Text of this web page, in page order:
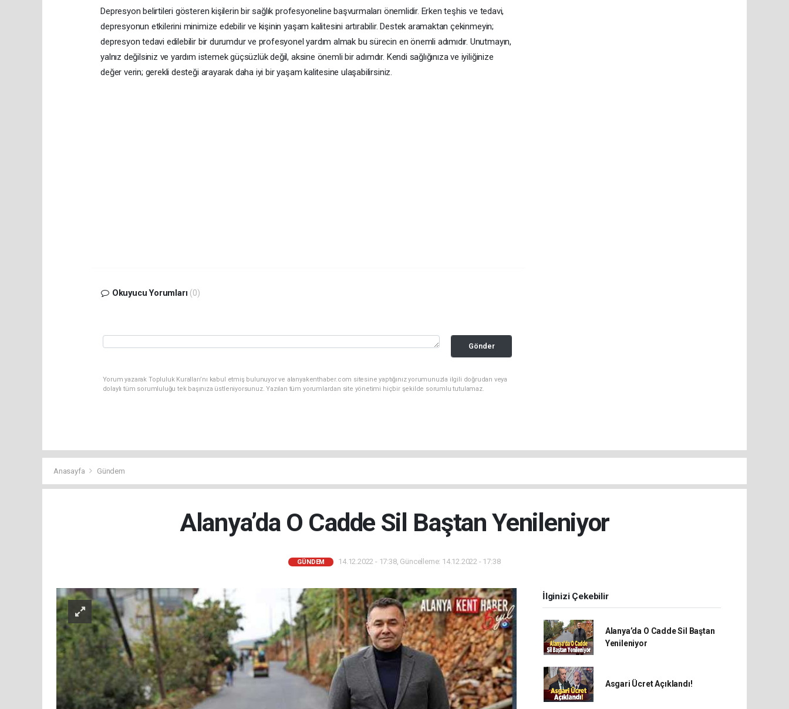
Depresyon belirtileri gösteren kişilerin bir sağlık profesyoneline başvurmaları önemlidir. Erken teşhis ve tedavi,
depresyonun etkilerini minimize edebilir ve kişinin yaşam kalitesini artırabilir. Destek aramaktan çekinmeyin;
depresyon tedavi edilebilir bir durumdur ve profesyonel yardım almak bu sürecin en önemli adımıdır. Unutmayın,
yalnız değilsiniz ve yardım istemek güçsüzlük değil, aksine önemli bir adımdır. Kendi sağlığınıza ve iyiliğinize
değer verin; gerekli desteği arayarak daha iyi bir yaşam kalitesine ulaşabilirsiniz.
Okuyucu Yorumları (0)
Gönder
Yorum yazarak Topluluk Kuralları’nı kabul etmiş bulunuyor ve alanyakenthaber.com sitesine yaptığınız yorumunuzla ilgili doğrudan veya
dolaylı tüm sorumluluğu tek başınıza üstleniyorsunuz. Yazılan tüm yorumlardan site yönetimi hiçbir şekilde sorumlu tutulamaz.
Anasayfa Gündem
Alanya’da O Cadde Sil Baştan Yenileniyor
GÜNDEM 14.12.2022 - 17:38, Güncelleme: 14.12.2022 - 17:38
İlginizi Çekebilir
Alanya’da O Cadde Sil Baştan
Yenileniyor
Asgari Ücret Açıklandı!